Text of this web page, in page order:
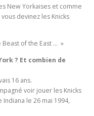
New Yorkaises et comme
devinez les Knicks
Beast of the East … »
? Et combien de
16 ans.
voir jouer les Knicks
le 26 mai 1994,